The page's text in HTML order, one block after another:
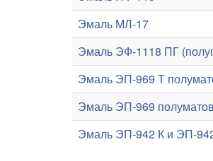
Эмаль МЛ-17
Эмаль ЭФ-1118 ПГ
Эмаль ЭП-969 Т
Эмаль ЭП-969
Эмаль ЭП-942 К и ЭП-